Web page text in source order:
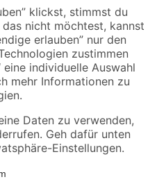
Die dargestellten Angebote sind unter
angegebenen Verfügbarkeiten beziehen
für Artikel mit Speditionsversand, hier